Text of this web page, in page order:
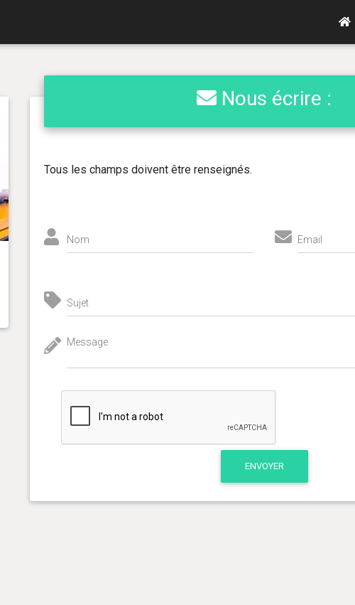
Nous écrire :
Tous les champs doivent être renseignés.
Nom Email
Sujet
Message
ENVOYER